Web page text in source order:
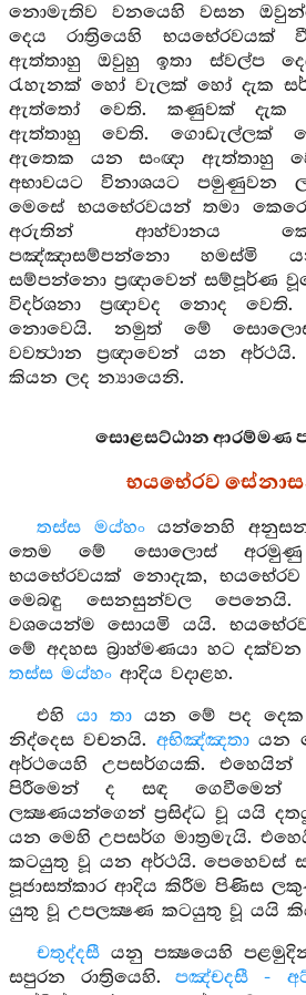
නොමැතිව වනයෙහි වසන
දෙය රාත්‍රියෙහි භයභේරවයක්
ඇත්තාහු ඔවුහු ඉතා ස්වල්ප
රැහැනක් හෝ වැලක් හෝ දැක
ඇත්තෝ වෙති. කණුවක් දැක
ඇත්තාහු වෙති. ගොඩැල්ලක්
ඇතෙක යන සංඥා ඇත්තාහු
අභාවයට විනාශයට පමුණුවන
මෙසේ භයභේරවයන් තමා
අරුතින් ආහ්වානය
පඤ්ඤාසම්පන්නො හමස්මි
සම්පන්නො ප්‍රඥාවෙන් සම්පූර්ණ
විදර්ශනා ප්‍රඥාවද නොද වෙති.
නොවෙයි. නමුත් මේ
වවත්‍ථාන ප්‍රඥාවෙන් යන
කියන ලද න්‍යායෙනි.
සොළසට්ඨාන ආරම්මණ
භයභේරව
තස්ස මය්හංයන්නෙහි
තෙම මේ සොලොස් අරමුණු
භයභේරවයක් නොදැක, භයභේරව
මෙබඳු සෙනසුන්වල
වශයෙන්ම සොයමි යයි.
මේ අදහස බ්‍රාහ්මණයා හට
තස්ස මය්හං ආදිය වදාළහ.
එහි යා තායන මේ පද දෙක
නිද්දෙස වචනයි. අභිඤ්ඤතායන
අර්ථයෙහි උපසර්ගයකි.
පිරීමෙන් ද සඳ
ලක්‍ෂණයන්ගෙන් ප්‍රසිද්ධ වූ යයි
යන මෙහි උපසර්ග මාත්‍රමැයි.
කටයුතු වූ යන අර්ථයි. පෙහෙවස්
පූජාසත්කාර ආදිය කිරීම පිණිස
යුතු වූ උපලක්‍ෂණ කටයුතු වූ යයි
චතුද්දසීයනු පක්‍ෂයෙහි
සපුරන රාත්‍රියෙහි.පඤ්චදසී -